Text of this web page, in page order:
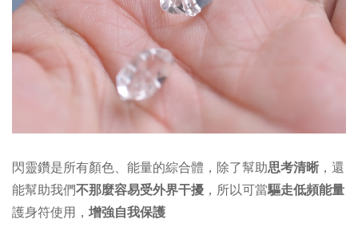
閃靈鑽是所有顏色、能量的綜合體，除了幫助思考清晰 ，還
能幫助我們不那麼容易受外界干擾 ，所以可當驅走低頻能量
護身符使用， 增強自我保護